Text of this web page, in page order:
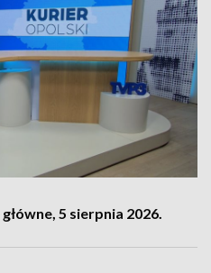
5 sierpnia 2026.